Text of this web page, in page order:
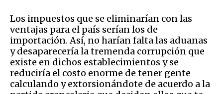
Los impuestos que se eliminarían con las
ventajas para el país serían los de
importación. Así, no harían falta las aduanas
y desaparecería la tremenda corrupción que
existe en dichos establecimientos y se
reduciría el costo enorme de tener gente
calculando y extorsionándote de acuerdo a la